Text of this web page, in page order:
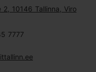
2, 10146 Tallinna, Viro
7777